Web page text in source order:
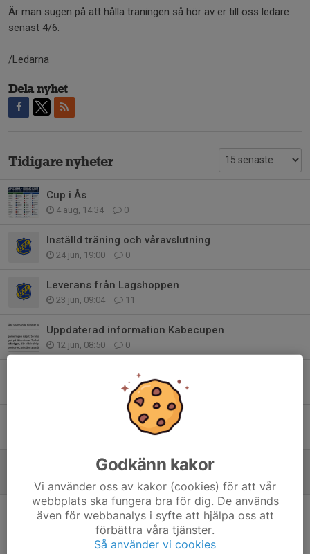
Är man sugen på att hålla träningen så hör av er till oss ledare
senast 4/6.
/Ledarna
Dela nyhet
Tidigare nyheter
Cup i Ås
4 aug, 14:34 0
Inställd träning och våravslutning
24 jun, 19:00 0
Leverans från Lagshoppen
23 jun, 09:04 11
Uppdaterad information Kabecupen
12 jun, 08:50 0
4
Sommaruppehåll
Fredagen den 12/6
Status av försäljning
22 maj, 21:46 0
Godkänn kakor
Vi använder oss av kakor (cookies) för att vår
webbplats ska fungera bra för dig. De används
även för webbanalys i syfte att hjälpa oss att
förbättra våra tjänster.
Så använder vi cookies